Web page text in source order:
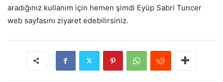
aradığınız kullanım için hemen şimdi Eyüp Sabri Tuncer
web sayfasını ziyaret edebilirsiniz.